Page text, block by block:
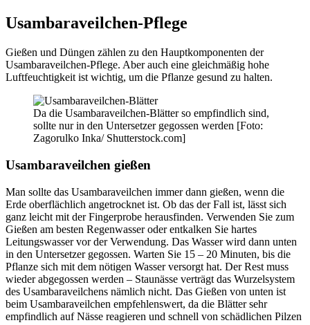
Usambaraveilchen-Pflege
Gießen und Düngen zählen zu den Hauptkomponenten der
Usambaraveilchen-Pflege. Aber auch eine gleichmäßig hohe
Luftfeuchtigkeit ist wichtig, um die Pflanze gesund zu halten.
Da die Usambaraveilchen-Blätter so empfindlich sind,
sollte nur in den Untersetzer gegossen werden [Foto:
Zagorulko Inka/ Shutterstock.com]
Usambaraveilchen gießen
Man sollte das Usambaraveilchen immer dann gießen, wenn die
Erde oberflächlich angetrocknet ist. Ob das der Fall ist, lässt sich
ganz leicht mit der Fingerprobe herausfinden. Verwenden Sie zum
Gießen am besten Regenwasser oder entkalken Sie hartes
Leitungswasser vor der Verwendung. Das Wasser wird dann unten
in den Untersetzer gegossen. Warten Sie 15 – 20 Minuten, bis die
Pflanze sich mit dem nötigen Wasser versorgt hat. Der Rest muss
wieder abgegossen werden – Staunässe verträgt das Wurzelsystem
des Usambaraveilchens nämlich nicht. Das Gießen von unten ist
beim Usambaraveilchen empfehlenswert, da die Blätter sehr
empfindlich auf Nässe reagieren und schnell von schädlichen Pilzen